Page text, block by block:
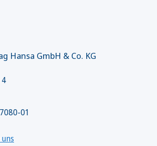
Hansa GmbH & Co. KG
01